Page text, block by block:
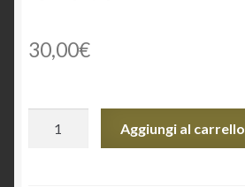
30,00€
Aggiungi al carrello